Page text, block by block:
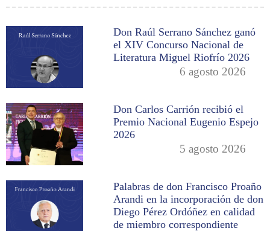
Don Raúl Serrano Sánchez ganó
el XIV Concurso Nacional de
Literatura Miguel Riofrío 2026
6 agosto 2026
Don Carlos Carrión recibió el
Premio Nacional Eugenio Espejo
2026
5 agosto 2026
Palabras de don Francisco Proaño
Arandi en la incorporación de don
Diego Pérez Ordóñez en calidad
de miembro correspondiente